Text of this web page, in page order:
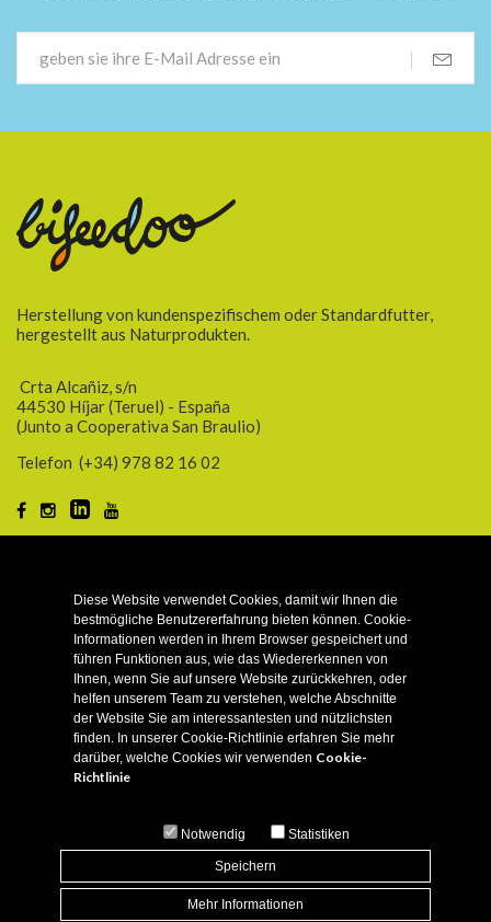
Herstellung von kundenspezifischem oder Standardfutter,
hergestellt aus Naturprodukten.
Crta Alcañiz, s/n
44530 Híjar (Teruel) - España
(Junto a Cooperativa San Braulio)
Telefon (+34) 978 82 16 02
INFORMATION
BIO-FUTTER
EINSPEISUNGEN
Copyright © 2026 Alle Rechte vorbehalten. Preise inkl. MwSt. -
Diese Website verwendet Cookies, damit wir Ihnen die
bestmögliche Benutzererfahrung bieten können. Cookie-
Informationen werden in Ihrem Browser gespeichert und
führen Funktionen aus, wie das Wiedererkennen von
Ihnen, wenn Sie auf unsere Website zurückkehren, oder
helfen unserem Team zu verstehen, welche Abschnitte
der Website Sie am interessantesten und nützlichsten
finden. In unserer Cookie-Richtlinie erfahren Sie mehr
darüber, welche Cookies wir verwenden Cookie-
Richtlinie
Notwendig Statistiken
Speichern
Mehr Informationen